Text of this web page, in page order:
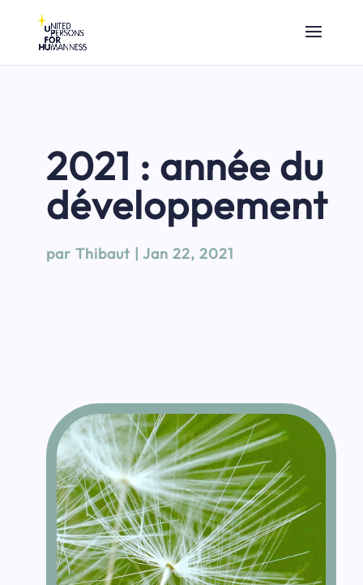
2021 : année du
développement
par Thibaut | Jan 22, 2021